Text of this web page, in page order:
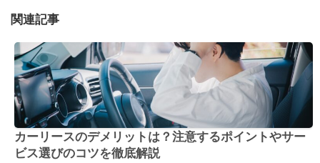
関連記事
カーリースのデメリットは？注意するポイントやサー
ビス選びのコツを徹底解説